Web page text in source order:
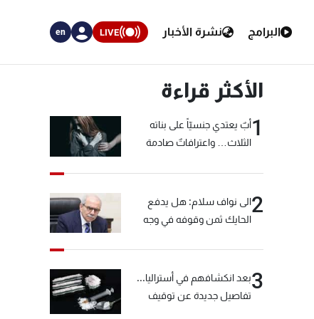
البرامج نشرة الأخبار LIVE
en
الأكثر قراءة
1أبٌ يعتدي جنسيّاً على بناته
الثلاث… واعترافاتٌ صادمة
2الى نواف سلام: هل يدفع
الحايك ثمن وقوفه في وجه
3بعد انكشافهم في أستراليا...
تفاصيل جديدة عن توقيف